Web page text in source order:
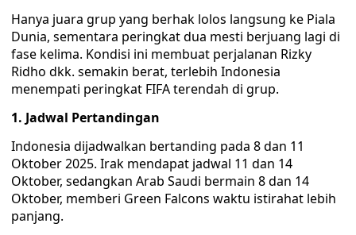
Hanya juara grup yang berhak lolos langsung ke Piala
Dunia, sementara peringkat dua mesti berjuang lagi di
fase kelima. Kondisi ini membuat perjalanan Rizky
Ridho dkk. semakin berat, terlebih Indonesia
menempati peringkat FIFA terendah di grup.
1. Jadwal Pertandingan
Indonesia dijadwalkan bertanding pada 8 dan 11
Oktober 2025. Irak mendapat jadwal 11 dan 14
Oktober, sedangkan Arab Saudi bermain 8 dan 14
Oktober, memberi Green Falcons waktu istirahat lebih
panjang.